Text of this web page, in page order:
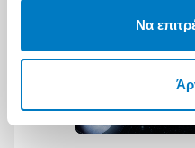
Να